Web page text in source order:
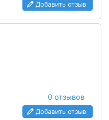
Добавить отзыв
0 отзывов
Добавить отзыв